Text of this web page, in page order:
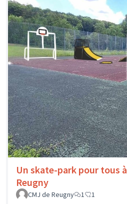
Un skate-park pour tous à
Reugny
CMJ de Reugny
1 1